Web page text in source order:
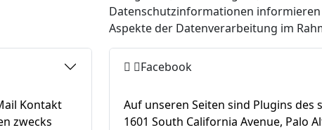
Datenschutzinformationen
Aspekte der Datenverarbeitung im
Kontakt
zwecks
Facebook
Auf unseren Seiten sind Plugins des
1601 South California Avenue, Palo